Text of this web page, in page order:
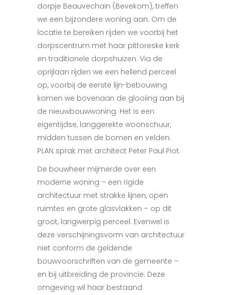
dorpje Beauvechain (Bevekom), treffen
we een bijzondere woning aan. Om de
locatie te bereiken rijden we voorbij het
dorpscentrum met haar pittoreske kerk
en traditionele dorpshuizen. Via de
oprijlaan rijden we een hellend perceel
op, voorbij de eerste lijn-bebouwing
komen we bovenaan de glooiing aan bij
de nieuwbouwwoning. Het is een
eigentijdse, langgerekte woonschuur,
midden tussen de bomen en velden.
PLAN sprak met architect Peter Paul Piot.
De bouwheer mijmerde over een
moderne woning – een rigide
architectuur met strakke lijnen, open
ruimtes en grote glasvlakken – op dit
groot, langwerpig perceel. Evenwel is
deze verschijningsvorm van architectuur
niet conform de geldende
bouwvoorschriften van de gemeente –
en bij uitbreiding de provincie. Deze
omgeving wil haar bestaand